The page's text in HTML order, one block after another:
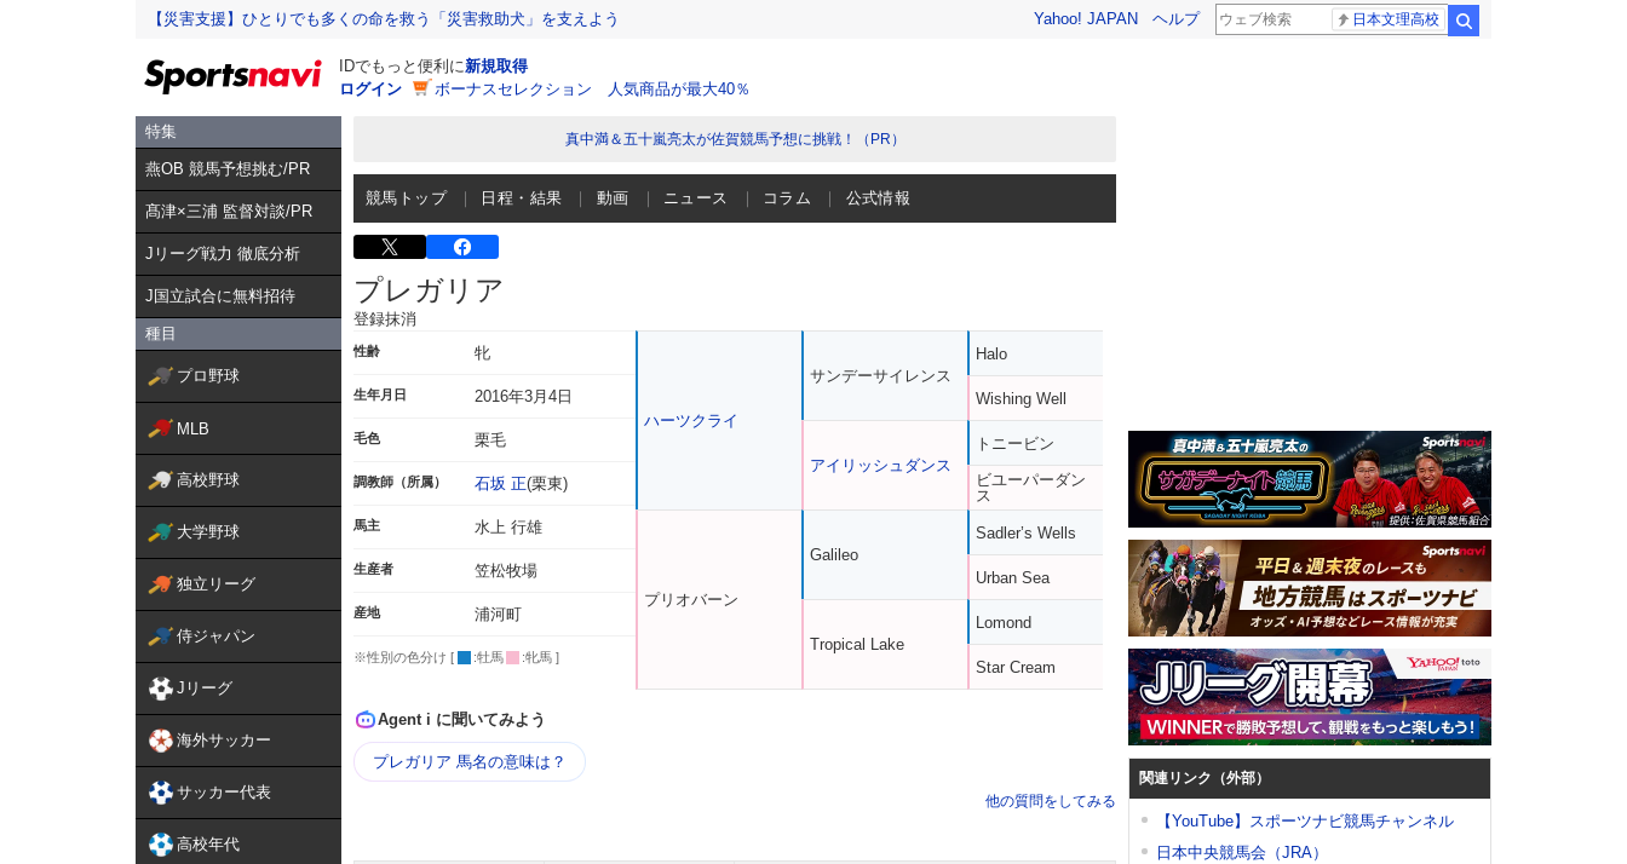
【災害支援】ひとりでも多くの命を救う「災害救助犬」を支えよう Yahoo! JAPAN ヘルプ 日本文理高校
IDでもっと便利に新規取得
ログイン
ボーナスセレクション 人気商品が最大40％
特集
燕OB 競馬予想挑む/PR
髙津×三浦 監督対談/PR
Jリーグ戦力 徹底分析
J国立試合に無料招待
種目
プロ野球
MLB
高校野球
大学野球
独立リーグ
侍ジャパン
Jリーグ
海外サッカー
サッカー代表
高校年代
真中満＆五十嵐亮太が佐賀競馬予想に挑戦！（PR）
競馬トップ 日程・結果 動画 ニュース コラム 公式情報
プレガリア
登録抹消
性齢 牝
生年月日 2016年3月4日
毛色 栗毛
調教師（所属） 石坂 正(栗東)
馬主 水上 行雄
生産者 笠松牧場
産地 浦河町
※性別の色分け [ :牡馬 :牝馬 ]
ハーツクライ
プリオバーン
サンデーサイレンス
アイリッシュダンス
Galileo
Tropical Lake
Halo
Wishing Well
トニービン
ビユーパーダン
ス
Sadler’s Wells
Urban Sea
Lomond
Star Cream
Agent i に聞いてみよう
プレガリア 馬名の意味は？
他の質問をしてみる
関連リンク（外部）
【YouTube】スポーツナビ競馬チャンネル
日本中央競馬会（JRA）